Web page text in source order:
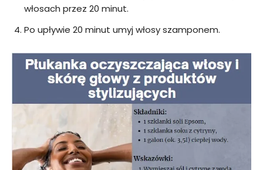
włosach przez 20 minut.
Po upływie 20 minut umyj włosy szamponem.